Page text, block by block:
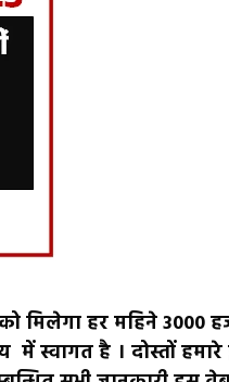
मिलेगा हर महिने 3000
में स्वागत है । दोस्तों